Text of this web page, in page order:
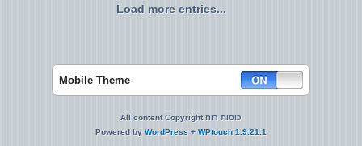
Load more entries...
Mobile Theme
All content Copyright כוסות רוח
Powered by WordPress + WPtouch 1.9.21.1